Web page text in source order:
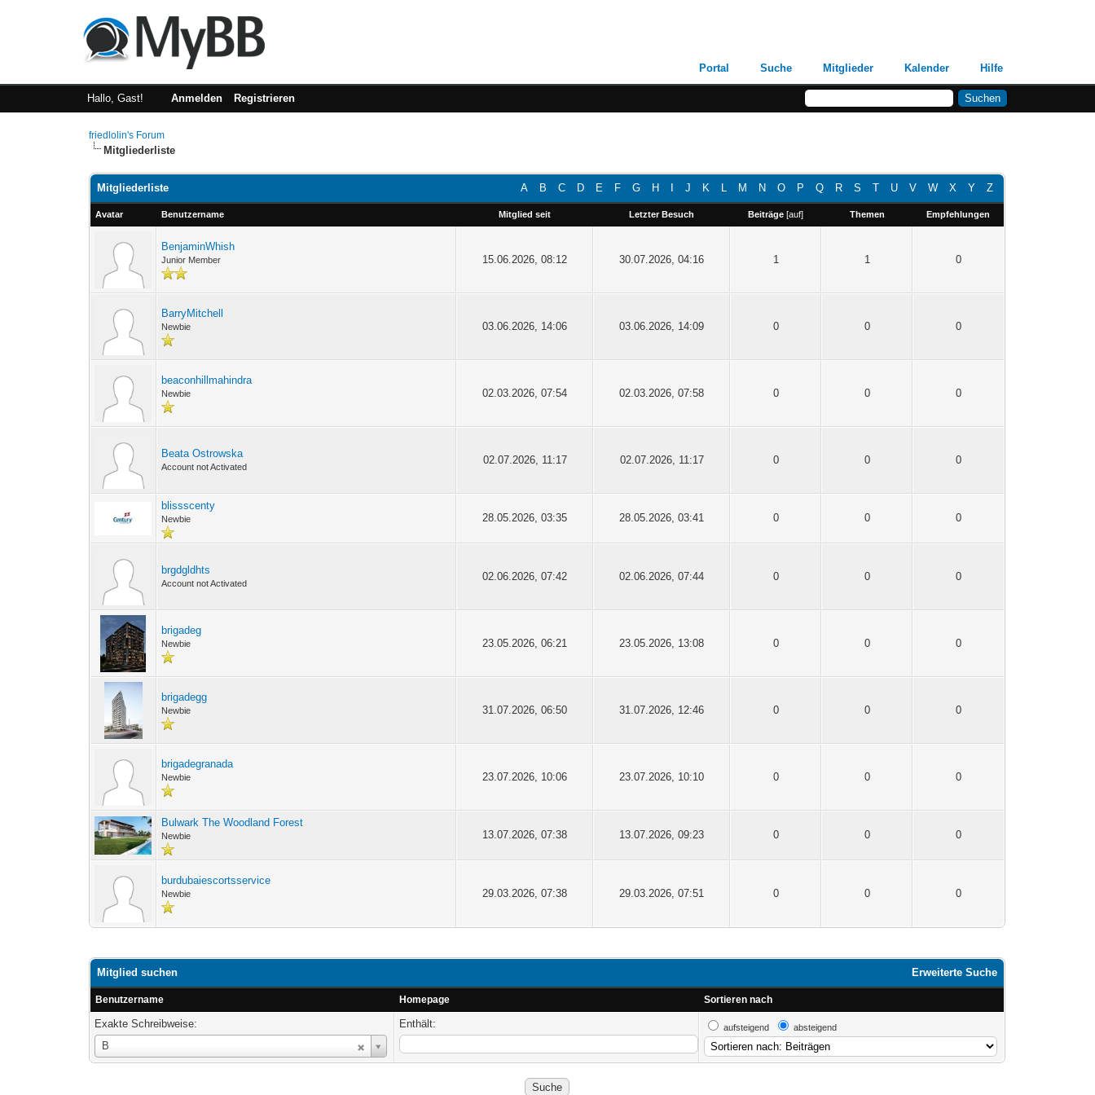
Portal Suche Mitglieder Kalender Hilfe
Hallo, Gast! Anmelden Registrieren
friedlolin's Forum
Mitgliederliste
A B C D E F G H J K L M N O P Q R S T U V W X Y Z
Mitgliederliste
Avatar Benutzername Mitglied seit Letzter Besuch Beiträge [auf] Themen Empfehlungen
BenjaminWhish
Junior Member 15.06.2026, 08:12 30.07.2026, 04:16 1 1 0
BarryMitchell
Newbie 03.06.2026, 14:06 03.06.2026, 14:09 0 0 0
beaconhillmahindra
Newbie 02.03.2026, 07:54 02.03.2026, 07:58 0 0 0
Beata Ostrowska
Account not Activated
02.07.2026, 11:17 02.07.2026, 11:17 0 0 0
blissscenty
Newbie 28.05.2026, 03:35 28.05.2026, 03:41 0 0 0
brgdgldhts
Account not Activated
02.06.2026, 07:42 02.06.2026, 07:44 0 0 0
brigadeg
Newbie 23.05.2026, 06:21 23.05.2026, 13:08 0 0 0
brigadegg
Newbie 31.07.2026, 06:50 31.07.2026, 12:46 0 0 0
brigadegranada
Newbie 23.07.2026, 10:06 23.07.2026, 10:10 0 0 0
Bulwark The Woodland Forest
Newbie 13.07.2026, 07:38 13.07.2026, 09:23 0 0 0
burdubaiescortsservice
Newbie 29.03.2026, 07:38 29.03.2026, 07:51 0 0 0
Erweiterte Suche
Mitglied suchen
Benutzername Homepage Sortieren nach
Exakte Schreibweise:
B
Benutzername
Enthält: aufsteigend absteigend